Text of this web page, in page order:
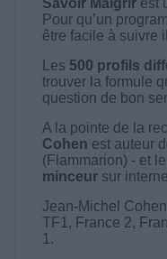
Pour qu’un
être facile à suivre
Les 500 profils
trouver la formule
question de bon
A la pointe de la
Cohen est auteur
(Flammarion) - et
minceursur
Jean-Michel
TF1, France 2,
1.